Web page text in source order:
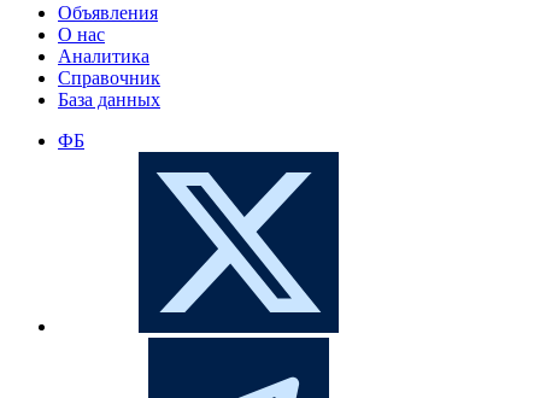
Объявления
О нас
Аналитика
Справочник
База данных
ФБ